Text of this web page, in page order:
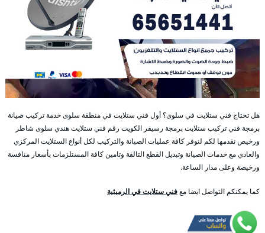
هل تحتاج فني ستلايت في سلوى؟ أول فني ستلايت في منطقة سلوى خدمة تركيب صيانة
برمجة فني تركيب ستلايت برمجة رسيفر الكويت رقم فني ستلايت هندي سلوى شاطر
ورخيص نقدمها لكم لنوفر كافة عمليات الصيانة والتركيب لكل أنواع الستلايت المركزي
والعادي مع خدمات الصيانة وتبديل القطع التالفة وتامين كافة المستلزمات بأسعار منافسة
ورخيصة وعلى مدار الساعة.
كما يمكنكم التواصل ايضا معفني ستلايت في الرميثية